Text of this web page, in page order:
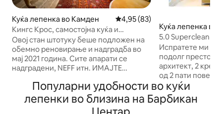
Куќа лепенка во Камден Просечна оцена: 4,95 од 5,
4,95 (83)
Кингс Крос, самостојна куќа и
приватна градина
Овој стан штотуку беше подложен на
обемно реновирање и надградба во
мај 2021 година. Сите апарати се
надградени, NEFF итн. ИМАЈТЕ
до една недела, неделниот
надоместок за чистење е вклучен при
резервирањето. За гостите кои
Куќа лепенка во
5.0 Superclean
Beauvoir
Испратете ми
подолг престој Дизајниран од
архитект, 2 кревета, тавани со висина
од 2 пати повеќе
кои се отвораат
градина во
White Company.
Популарни удобности во куќи
лепенки во близина на Барбикан